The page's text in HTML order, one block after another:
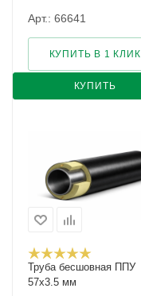
Арт.: 66641
КУПИТЬ
КУПИТЬ В 1 КЛИК
Труба бесшовная ППУ
57х3.5 мм